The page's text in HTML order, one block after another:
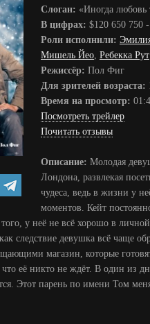
Слоган: «Иногда любовь
В цифрах: $120 650 750
Роли исполнили:
Мишель Йео, Ребекка Рут
Режиссёр: Пол Фиг
Для зрителей возраста:
Время на просмотр:
Посмотреть трейлер
Почитать отзывы
Описание: Молодая
Лондона, развлекая
чудеса, ведь в жизни у
моментов. Кейт
того, у неё не всё хорошо в
следствие девушка всё чаще
магазин, которые
её никто не ждёт. В один из
Этот парень по имени Том